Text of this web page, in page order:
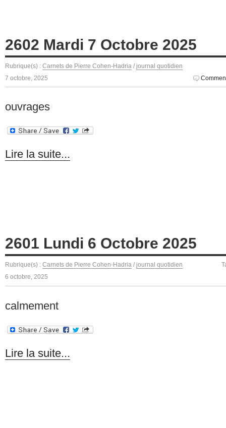
2602 Mardi 7 Octobre 2025
Rubrique(s) : Carnets de Pierre Cohen-Hadria / journal quotidien
7 octobre, 2025
ouvrages
Lire la suite...
2601 Lundi 6 Octobre 2025
Rubrique(s) : Carnets de Pierre Cohen-Hadria / journal quotidien
6 octobre, 2025
calmement
Lire la suite...